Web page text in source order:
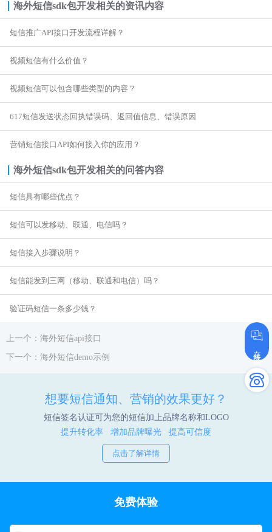
海外短信sdk包开发相关的资讯内容
短信推广API接口开发流程详解？
视频短信有什么价值？
视频短信可以包含哪些类型的内容？
617短信发送状态回执错误码、返回值信息、错误原因
营销短信接口API如何接入你的应用？
海外短信sdk包开发相关的问答内容
短信具有哪些优点？
短信可以发移动、联通、电信吗？
短信接入步骤说明？
短信能发到三网（移动、联通和电信）吗？
验证码短信一条多少钱？
上一个：海外短信api接口
下一个：海外短信demo示例
想要短信通知、营销的效果更好？
短信签名认证可为您的短信加上品牌名称和LOGO
提升转化率 增加品牌曝光 提高可信度
点击了解详情
在线咨询
免费体验